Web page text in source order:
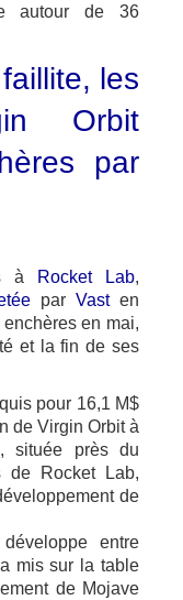
autour de 36
les
Orbit
par
à
Rocket Lab,
par Vasten
en mai,
et la fin de ses
pour 16,1 M$
de Virgin Orbit à
située près du
de Rocket Lab,
de
entre
mis sur la table
de Mojave